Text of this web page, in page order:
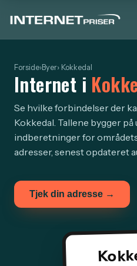
Forside›Byer› Kokkedal
Internet i
Se hvilke forbindelser der
Kokkedal. Tallene bygger
indberetninger for
adresser, senest opdateret
Tjek din adresse →